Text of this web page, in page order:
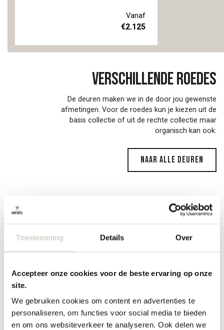
Toestemming Details Over
Accepteer onze cookies voor de beste ervaring op onze
site.
We gebruiken cookies om content en advertenties te
personaliseren, om functies voor social media te bieden
en om ons websiteverkeer te analyseren. Ook delen we
Het resultaat is een deur die precies
past bij jouw ruimte en bij jouw stijl.
Het glas zorgt voor verbinding
sluit. Kies een houtafwerking die
en alles voelt rustig en
eruitziet? Maak een afspraak in
onze toonkamers in Oirschot, we
helpen je graag verder.
Vanaf
€2.125
Verschillende roedes
De deuren maken we in de door jou gewenste
afmetingen. Voor de roedes kun je kiezen uit de
basis collectie of uit de rechte collectie maar
organisch kan ook.
Naar alle deuren
Je ervaart onze houten
toonkamers
Open op afspraak